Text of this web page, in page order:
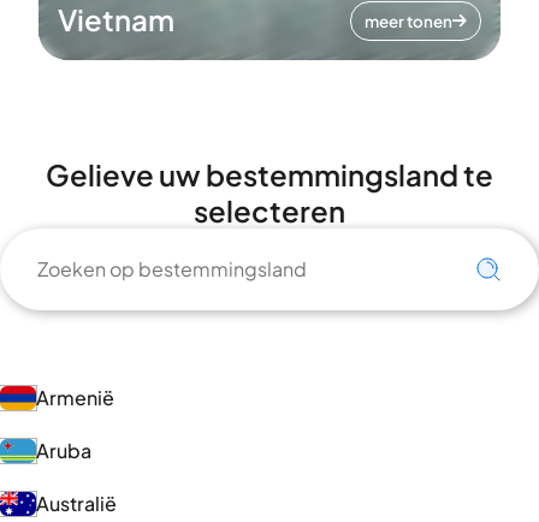
Vietnam meer tonen
Gelieve uw bestemmingsland te
selecteren
Armenië
Aruba
Australië